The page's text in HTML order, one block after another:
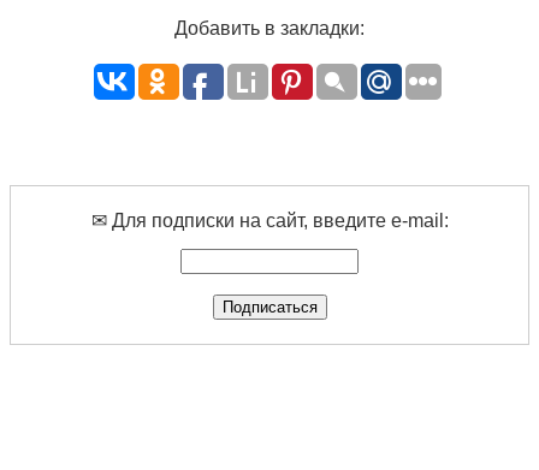
Добавить в закладки:
✉ Для подписки на сайт, введите e-mail: